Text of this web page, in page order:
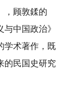
，顾敦鍒的
中国政治》
学术著作，既
的民国史研究